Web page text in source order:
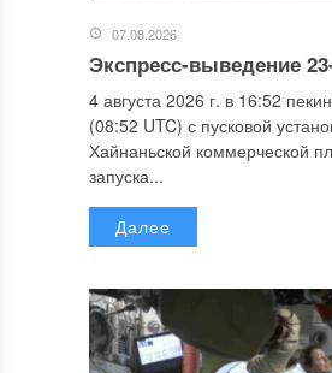
07.08.2026
Экспресс-выведение
4 августа 2026 г. в 16:52
(08:52 UTC) с пусковой
Хайнаньской коммерческой
запуска...
Далее